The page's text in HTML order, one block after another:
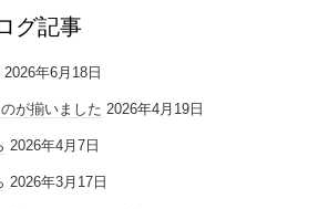
グ記事
2026年6月18日
が揃いました 2026年4月19日
2026年4月7日
2026年3月17日